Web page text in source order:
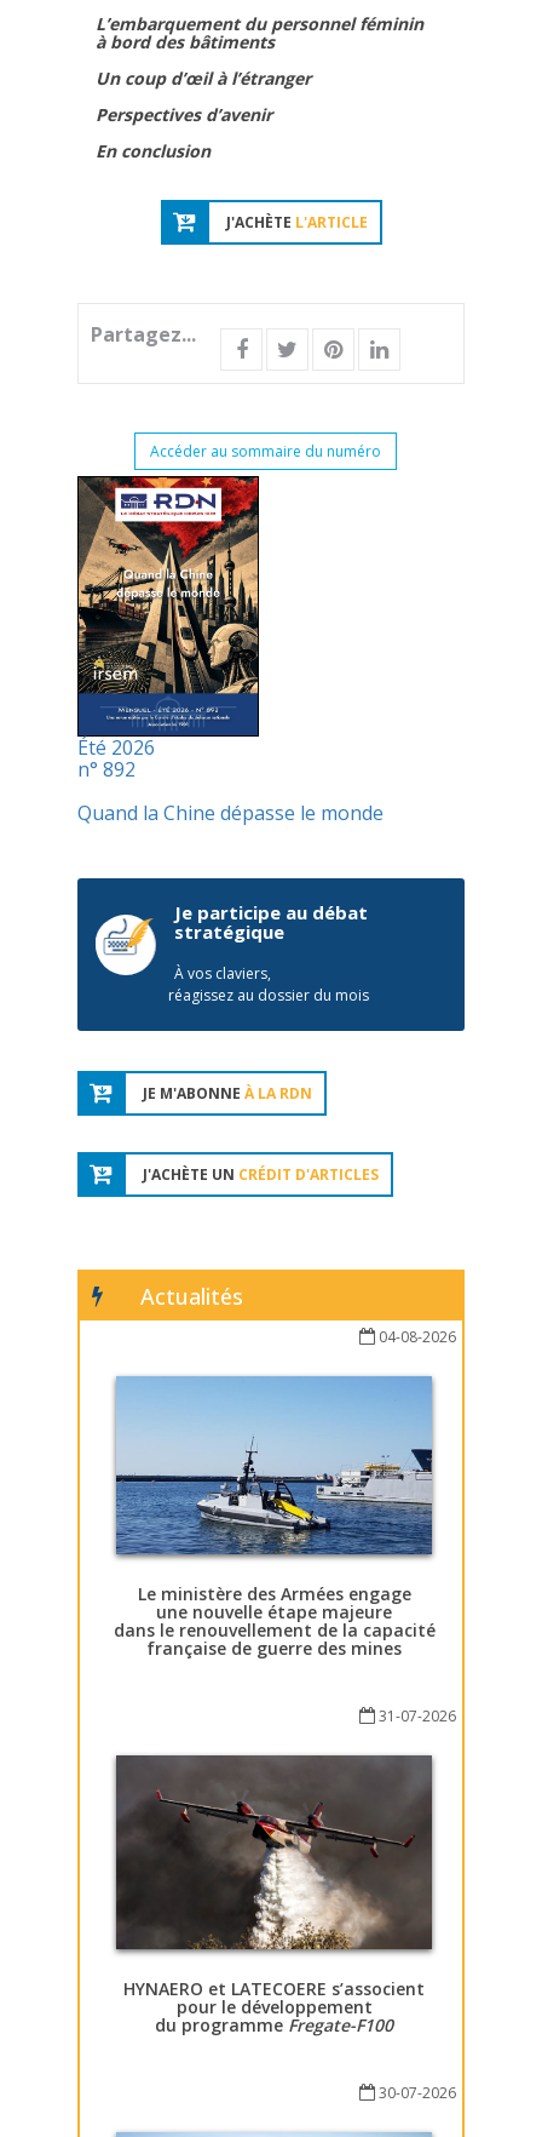
L’embarquement du personnel féminin
à bord des bâtiments
Un coup d’œil à l’étranger
Perspectives d’avenir
En conclusion
J'ACHÈTE L'ARTICLE
Partagez...
Accéder au sommaire du numéro
Été 2026
n° 892
Quand la Chine dépasse le monde
Je participe au débat
stratégique
À vos claviers,
réagissez au dossier du mois
JE M'ABONNE À LA RDN
J'ACHÈTE UN CRÉDIT D'ARTICLES
Actualités
04-08-2026
Le ministère des Armées engage
une nouvelle étape majeure
dans le renouvellement de la capacité
française de guerre des mines
31-07-2026
HYNAERO et LATECOERE s’associent
pour le développement
du programme Fregate-F100
30-07-2026